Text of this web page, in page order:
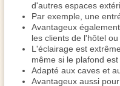
d'autres espaces
Par exemple, une
Avantageux
les clients de l'hôtel
L'éclairage est
même si le plafond
Adapté aux caves et
Avantageux aussi